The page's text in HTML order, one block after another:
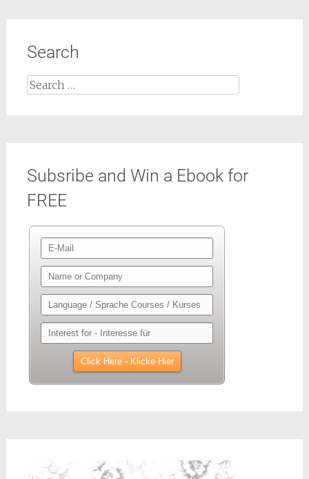
Search
Search
Subsribe and Win a Ebook for
FREE